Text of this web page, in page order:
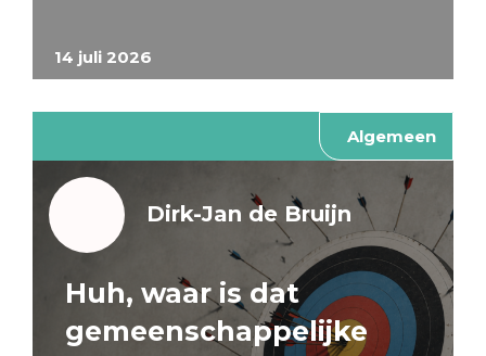
14 juli 2026
Algemeen
Dirk-Jan de Bruijn
Huh, waar is dat
gemeenschappelijke